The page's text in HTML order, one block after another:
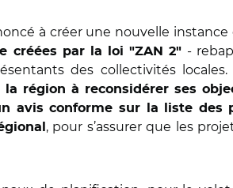
à créer une nouvelle
créées par la loi "ZAN 2" -
des collectivités locales.
la région à reconsidérer ses
avis conforme sur la liste des
, pour s’assurer que les